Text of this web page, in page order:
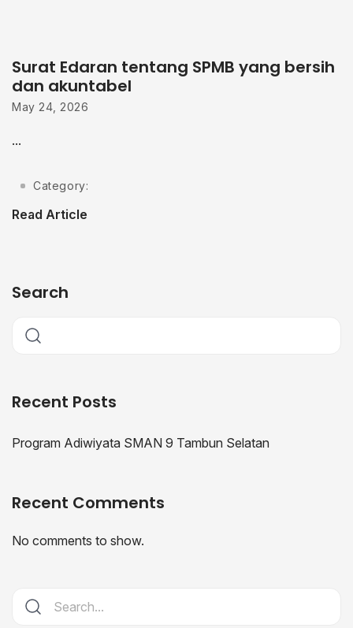
Surat Edaran tentang SPMB yang bersih
dan akuntabel
May 24, 2026
...
Category:
Read Article
Search
Recent Posts
Program Adiwiyata SMAN 9 Tambun Selatan
Recent Comments
No comments to show.